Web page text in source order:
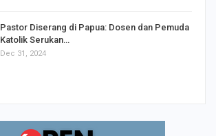
Pastor Diserang di Papua: Dosen dan Pemuda
Katolik Serukan…
Dec 31, 2024